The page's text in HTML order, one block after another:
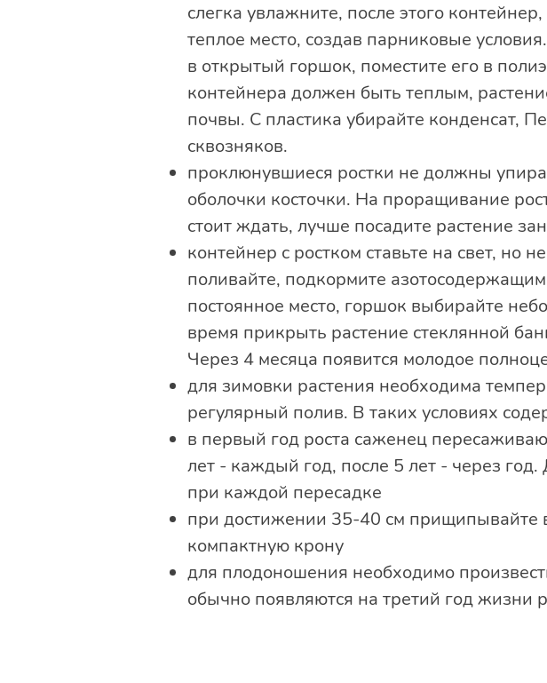
слегка увлажните, после этого
теплое место, создав парниковые
в открытый горшок, поместите его в
контейнера должен быть теплым,
почвы. С пластика убирайте конденсат,
сквозняков.
проклюнувшиеся ростки не должны
оболочки косточки. На проращивание
стоит ждать, лучше посадите растение
контейнер с ростком ставьте на свет, но
поливайте, подкормите
постоянное место, горшок выбирайте
время прикрыть растение стеклянной
Через 4 месяца появится молодое
для зимовки растения необходима
регулярный полив. В таких условиях
в первый год роста саженец
лет - каждый год, после 5 лет - через
при каждой пересадке
при достижении 35-40 см прищипывайте
компактную крону
для плодоношения необходимо
обычно появляются на третий год жизни